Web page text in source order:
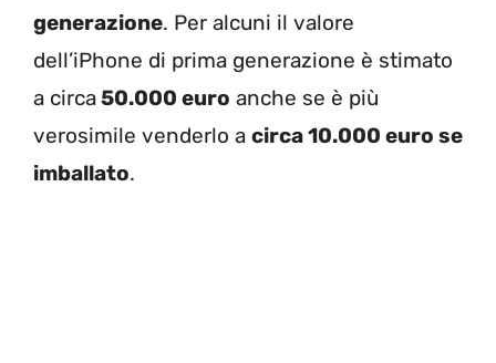
generazione. Per alcuni il valore
dell’iPhone di prima generazione è stimato
a circa50.000 euro anche se è più
verosimile venderlo a circa 10.000 euro se
imballato.